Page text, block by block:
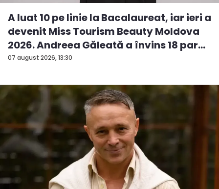
07 august 2026, 13:30
A luat 10 pe linie la Bacalaureat, iar ieri a
devenit Miss Tourism Beauty Moldova
2026. Andreea Găleată a învins 18 par...